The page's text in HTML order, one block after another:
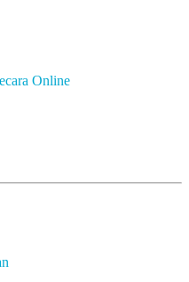
Online